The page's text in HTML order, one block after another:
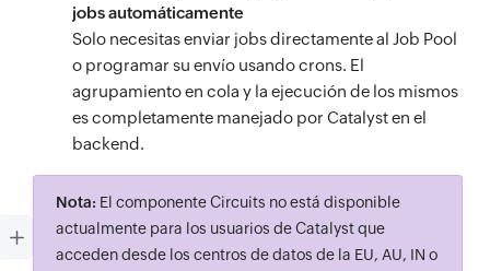
jobs automáticamente
Solo necesitas enviar jobs directamente al Job Pool
o programar su envío usando crons. El
agrupamiento en cola y la ejecución de los mismos
es completamente manejado por Catalyst en el
backend.
Nota: El componente Circuits no está disponible
actualmente para los usuarios de Catalyst que
acceden desde los centros de datos de la EU, AU, IN o